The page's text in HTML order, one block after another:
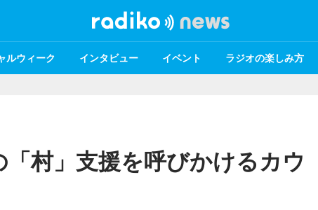
ルウィーク インタビュー イベント ラジオの楽しみ方
村」支援を呼びかけるカウ